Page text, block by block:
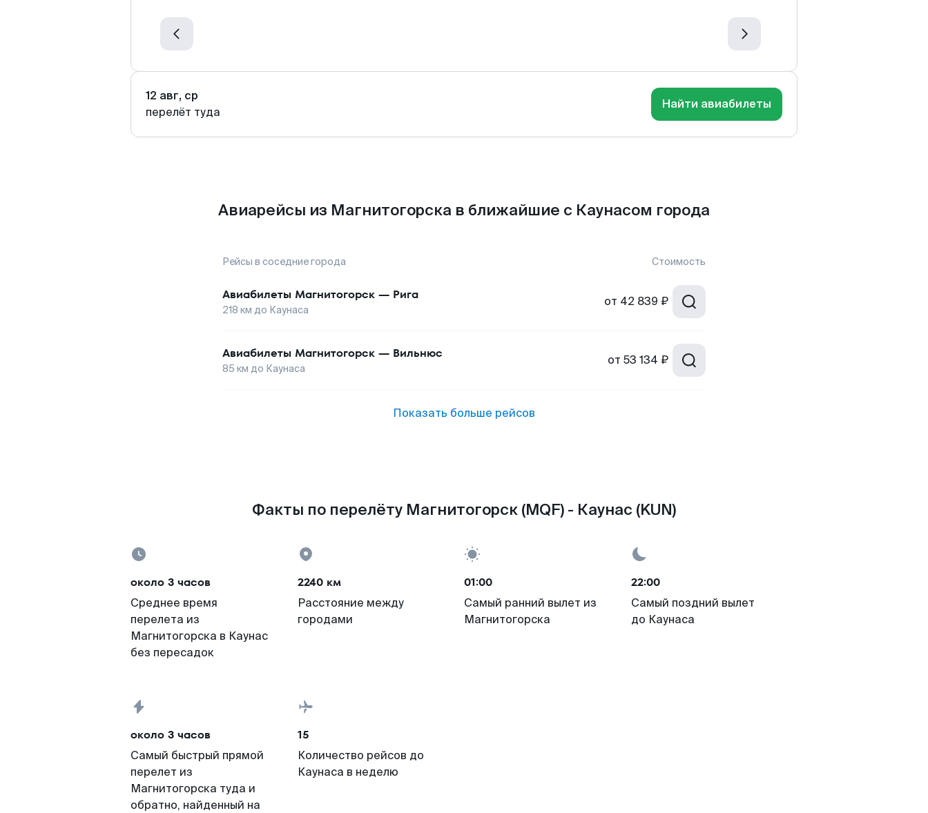
12 авг, ср
перелёт туда
Найти авиабилеты
Авиарейсы из Магнитогорска в ближайшие с Каунасом города
Рейсы в соседние города Стоимость
Авиабилеты Магнитогорск — Рига
218 км до Каунаса
от 42 839 ₽
Авиабилеты Магнитогорск — Вильнюс
85 км до Каунаса
от 53 134 ₽
Показать больше рейсов
Факты по перелёту Магнитогорск (MQF) - Каунас (KUN)
около 3 часов
Среднее время
перелета из
Магнитогорска в Каунас
без пересадок
2240 км
Расстояние между
городами
01:00
Самый ранний вылет из
Магнитогорска
22:00
Самый поздний вылет
до Каунаса
около 3 часов
Самый быстрый прямой
перелет из
Магнитогорска туда и
обратно, найденный на
15
Количество рейсов до
Каунаса в неделю